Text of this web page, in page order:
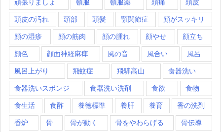
頑張りましょ 頓服 頓服薬 頭痛 頭皮
頭皮の汚れ 頭部 頭髪 顎関節症 顔がスッキリ
顔の湿疹 顔の筋肉 顔の腫れ 顔やせ 顔立ち
顔色 顔面神経麻痺 風の音 風合い 風呂
風呂上がり 飛蚊症 飛騨高山 食器洗い
食器洗いスポンジ 食器洗い洗剤 食欲 食物
食生活 食酢 養徳標準 養肝 養育 香の洗剤
香炉 骨 骨が動く 骨をやわらげる 骨伝導